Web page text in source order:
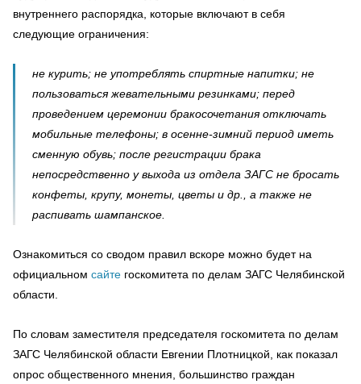
внутреннего распорядка, которые включают в себя
следующие ограничения:
не курить; не употреблять спиртные напитки; не
пользоваться жевательными резинками; перед
проведением церемонии бракосочетания отключать
мобильные телефоны; в осенне-зимний период иметь
сменную обувь; после регистрации брака
непосредственно у выхода из отдела ЗАГС не бросать
конфеты, крупу, монеты, цветы и др., а также не
распивать шампанское.
Ознакомиться со сводом правил вскоре можно будет на
официальном сайте госкомитета по делам ЗАГС Челябинской
области.
По словам заместителя председателя госкомитета по делам
ЗАГС Челябинской области Евгении Плотницкой, как показал
опрос общественного мнения, большинство граждан